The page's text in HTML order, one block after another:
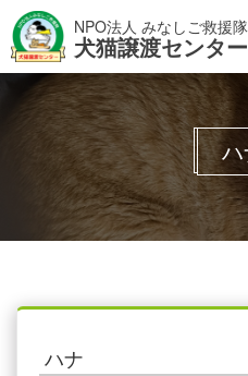
NPO法人 みなしご救援隊
犬猫譲渡センター
ハナ